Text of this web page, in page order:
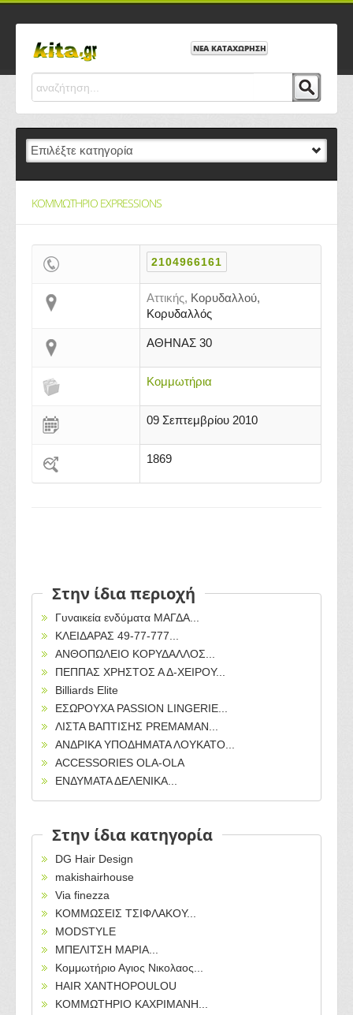
ΝΕΑ ΚΑΤΑΧΩΡΗΣΗ
ΚΟΜΜΩΤΗΡΙΟ EXPRESSIONS
2104966161
Αττικής, Κορυδαλλού,
Κορυδαλλός
ΑΘΗΝΑΣ 30
Κομμωτήρια
09 Σεπτεμβρίου 2010
1869
Στην ίδια περιοχή
Γυναικεία ενδύματα ΜΑΓΔΑ...
ΚΛΕΙΔΑΡΑΣ 49-77-777...
ΑΝΘΟΠΩΛΕΙΟ ΚΟΡΥΔΑΛΛΟΣ...
ΠΕΠΠΑΣ ΧΡΗΣΤΟΣ Α Δ-ΧΕΙΡΟΥ...
Billiards Elite
ΕΣΩΡΟΥΧΑ PASSION LINGERIE...
ΛΙΣΤΑ ΒΑΠΤΙΣΗΣ PREMAMAN...
ΑΝΔΡΙΚΑ ΥΠΟΔΗΜΑΤΑ ΛΟΥΚΑΤΟ...
ACCESSORIES OLA-OLA
ΕΝΔΥΜΑΤΑ ΔΕΛΕΝΙΚΑ...
Στην ίδια κατηγορία
DG Hair Design
makishairhouse
Via finezza
ΚΟΜΜΩΣΕΙΣ ΤΣΙΦΛΑΚΟΥ...
MODSTYLE
ΜΠΕΛΙΤΣΗ ΜΑΡΙΑ...
Κομμωτήριο Αγιος Νικολαος...
HAIR XANTHOPOULOU
ΚΟΜΜΩΤΗΡΙΟ ΚΑΧΡΙΜΑΝΗ...